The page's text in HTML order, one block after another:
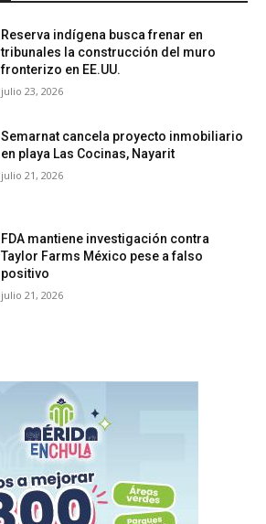
Reserva indígena busca frenar en
tribunales la construcción del muro
fronterizo en EE.UU.
julio 23, 2026
Semarnat cancela proyecto inmobiliario
en playa Las Cocinas, Nayarit
julio 21, 2026
FDA mantiene investigación contra
Taylor Farms México pese a falso
positivo
julio 21, 2026